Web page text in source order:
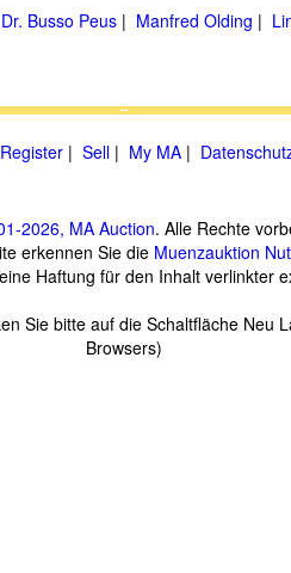
Dr. Busso Peus | Manfred Olding |
Register | Sell | My MA |
2026, MA Auction. Alle Rechte
erkennen Sie die Muenzauktion
Haftung für den Inhalt verlinkter
Sie bitte auf die Schaltfläche Neu
Browsers)